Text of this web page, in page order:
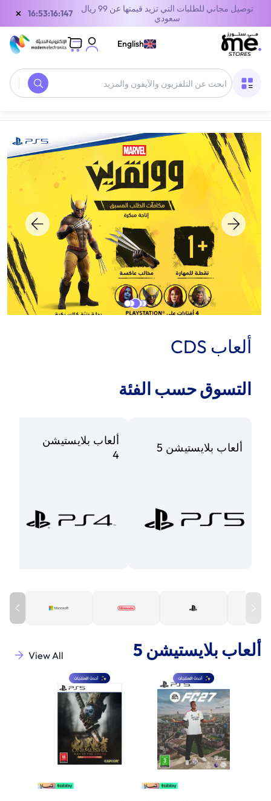
توصيل مجاني للطلبات التي تزيد قيمتها عن 99 ريال
سعودي
15:53:16:147
×
English
ألعاب CDS
التسوق حسب الفئة
ألعاب بلايستيشن 5
ألعاب بلايستيشن
4
ألعاب بلايستيشن 5 View All